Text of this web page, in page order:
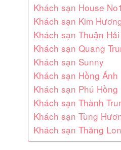
Khách sạn House
Khách sạn Kim
Khách sạn Thuận Hải
Khách sạn Quang
Khách sạn Sunny
Khách sạn Hồng Ánh
Khách sạn Phú Hồng
Khách sạn Thành
Khách sạn Tùng
Khách sạn Thăng